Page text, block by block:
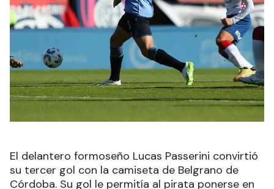
El delantero formoseño Lucas Passerini convirtió
su tercer gol con la camiseta de Belgrano de
Córdoba. Su gol le permitía al pirata ponerse en